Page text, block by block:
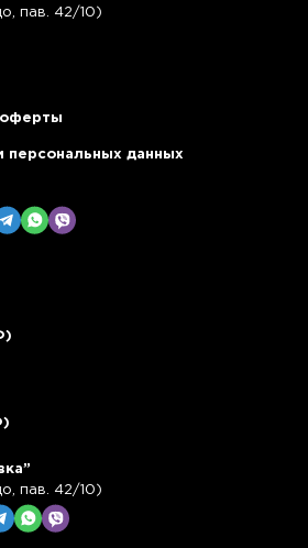
пав. 42/10)
оферты
персональных данных
пав. 42/10)